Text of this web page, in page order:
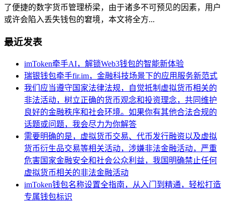
了便捷的数字货币管理桥梁，由于诸多不可预见的因素，用户
或许会陷入丢失钱包的窘境，本文将全方...
最近发表
imToken牵手AI，解锁Web3钱包的智能新体验
瑞银钱包牵手fir.im，金融科技场景下的应用服务新范式
我们应当遵守国家法律法规，自觉抵制虚拟货币相关的
非法活动，树立正确的货币观念和投资理念，共同维护
良好的金融秩序和社会环境。如果你有其他合法合规的
话题或问题，我会尽力为你解答
需要明确的是，虚拟货币交易、代币发行融资以及虚拟
货币衍生品交易等相关活动，涉嫌非法金融活动，严重
危害国家金融安全和社会公众利益，我国明确禁止任何
虚拟货币相关的非法金融活动
imToken钱包名称设置全指南，从入门到精通，轻松打造
专属钱包标识